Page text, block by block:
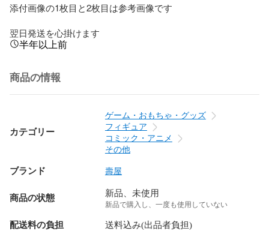
添付画像の1枚目と2枚目は参考画像です
翌日発送を心掛けます
半年以上前
商品の情報
カテゴリー
ゲーム・おもちゃ・グッズ
フィギュア
コミック・アニメ
その他
ブランド 壽屋
商品の状態 新品、未使用
新品で購入し、一度も使用していない
配送料の負担 送料込み(出品者負担)